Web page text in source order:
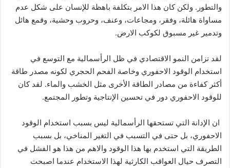
والتطور. ولكن كان هذا الامر بتكلفة باهظة للإنسان على شكل عدم
مساواة هائلة، وفقر، ومجاعات، وعنف، وحروب وحشية، وقمع هائل
وتدمير غير مسبوق لكوكب الارض.
لقد تزامن النمو الاقتصادي في ظل الرأسمالية مع التوسع في
استخدام الوقود الاحفوري وخاصة الفحم الحجري لكونه مصدر طاقة
أكثر كفاءة من مصادر الطاقة الأخرى مثل الخشب والماء. لقد كان
للوقود الاحفوري دور في تحسين الإنتاجية وتطور المجتمع.
ان الإدانة التي تستحقها الرأسمالية ليس بسبب استخدام الوقود
الاحفوري، بل حتى في التسبب في التغير المناخي، بل بسبب
الطريقة التي استخدم بها هذا الوقود والاهم من هذا هو الفشل في
التصرف حيال العواقب الكارثية لهذا الاستخدام عندما اصبحت